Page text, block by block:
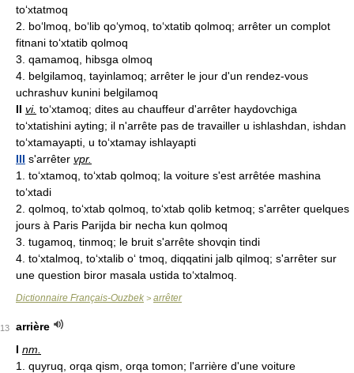
to‘xtatmoq
2. bo‘lmoq, bo‘lib qo‘ymoq, to‘xtatib qolmoq; arrêter un complot
fitnani to‘xtatib qolmoq
3. qamamoq, hibsga olmoq
4. belgilamoq, tayinlamoq; arrêter le jour d'un rendez-vous
uchrashuv kunini belgilamoq
II vi. to‘xtamoq; dites au chauffeur d'arrêter haydovchiga
to‘xtatishini ayting; il n'arrête pas de travailler u ishlashdan, ishdan
to‘xtamayapti, u to‘xtamay ishlayapti
III s'arrêter vpr.
1. to‘xtamoq, to‘xtab qolmoq; la voiture s'est arrêtée mashina
to‘xtadi
2. qolmoq, to‘xtab qolmoq, to‘xtab qolib ketmoq; s'arrêter quelques
jours à Paris Parijda bir necha kun qolmoq
3. tugamoq, tinmoq; le bruit s'arrête shovqin tindi
4. to‘xtalmoq, to‘xtalib o‘ tmoq, diqqatini jalb qilmoq; s'arrêter sur
une question biror masala ustida to‘xtalmoq.
Dictionnaire Français-Ouzbek > arrêter
13
arrière
I nm.
1. quyruq, orqa qism, orqa tomon; l'arrière d'une voiture